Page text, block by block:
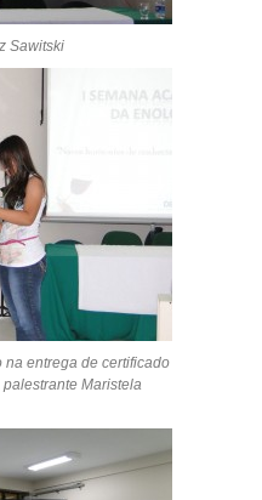
Sawitski
entrega de certificado
Maristela